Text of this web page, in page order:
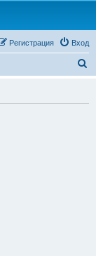
Вход
Регистрация